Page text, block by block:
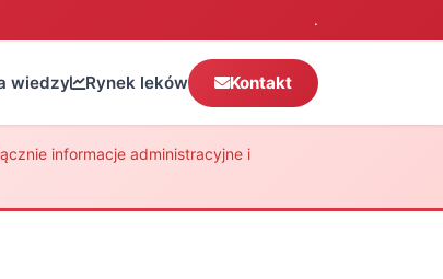
.
wiedzy Rynek leków Kontakt
informacje administracyjne i